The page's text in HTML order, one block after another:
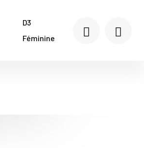
D3
Féminine